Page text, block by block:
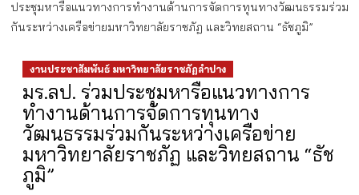
ประชุมหารือแนวทางการทำงานด้านการจัดการทุนทางวัฒนธรรมร่วม
กันระหว่างเครือข่ายมหาวิทยาลัยราชภัฏ และวิทยสถาน “ธัชภูมิ”
งานประชาสัมพันธ์ มหาวิทยาลัยราชภัฏลำปาง
มร.ลป. ร่วมประชุมหารือแนวทางการ
ทำงานด้านการจัดการทุนทาง
วัฒนธรรมร่วมกันระหว่างเครือข่าย
มหาวิทยาลัยราชภัฏ และวิทยสถาน “ธัช
ภูมิ”